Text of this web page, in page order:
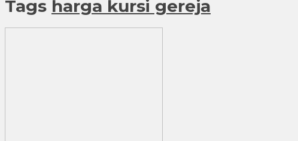
Tags harga kursi gereja